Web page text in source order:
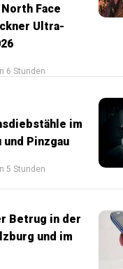
Face
Ultra-
6 Stunden
im
und Pinzgau
5 Stunden
Betrug in der
und im